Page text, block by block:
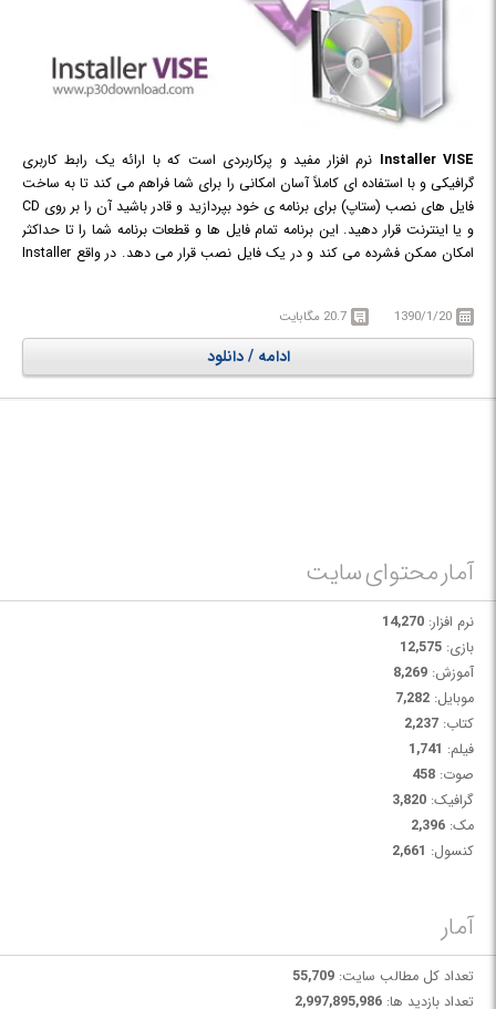
Installer VISE نرم افزار مفید و پرکاربردی است که با ارائه یک رابط کاربری
گرافیکی و با استفاده ای کاملاً آسان امکانی را برای شما فراهم می کند تا به ساخت
فایل های نصب (ستاپ) برای برنامه ی خود بپردازید و قادر باشید آن را بر روی CD
و یا اینترنت قرار دهید. این برنامه تمام فایل ها و قطعات برنامه شما را تا حداکثر
امکان ممکن فشرده می کند و در یک فایل نصب قرار می دهد. در واقع Installer
کپی، جابه جایی و تغییر نام فایل های اجرایی برنامه بپردازید.
1390/1/20 20.7 مگابایت
ادامه / دانلود
آمار محتوای سایت
نرم افزار: 14,270
بازی: 12,575
آموزش: 8,269
موبایل: 7,282
کتاب: 2,237
فیلم: 1,741
صوت: 458
گرافیک: 3,820
مک: 2,396
کنسول: 2,661
آمار
تعداد کل مطالب سایت: 55,709
تعداد بازدید ها: 2,997,895,986